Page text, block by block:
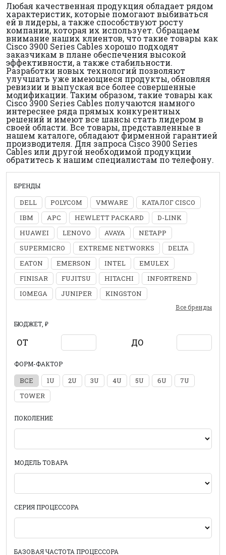
Любая качественная продукция обладает рядом
характеристик, которые помогают выбиваться
ей в лидеры, а также способствуют росту
компании, которая их использует. Обращаем
внимание наших клиентов, что такие товары как
Cisco 3900 Series Cables хорошо подходят
заказчикам в плане обеспечения высокой
эффективности, а также стабильности.
Разработки новых технологий позволяют
улучшать уже имеющиеся продукты, обновляя
ревизии и выпуская все более совершенные
модификации. Таким образом, такие товары как
Cisco 3900 Series Cables получаются намного
интереснее ряда прямых конкурентных
решений и имеют все шансы стать лидером в
своей области. Все товары, представленные в
нашем каталоге, обладают фирменной гарантией
производителя. Для запроса Cisco 3900 Series
Cables или другой необходимой продукции
обратитесь к нашим специалистам по телефону.
БРЕНДЫ
DELL POLYCOM VMWARE
КАТАЛОГ CISCO
IBM
APC HEWLETT PACKARD
D-LINK
HUAWEI
LENOVO AVAYA
NETAPP
SUPERMICRO
EXTREME NETWORKS
DELTA
EATON
EMERSON INTEL
EMULEX
FINISAR
FUJITSU HITACHI
INFORTREND
IOMEGA
JUNIPER KINGSTON
Все бренды
БЮДЖЕТ, ₽
ОТ ДО
ФОРМ-ФАКТОР
ВСЕ 1U 2U 3U 4U 5U 6U
7U
TOWER
ПОКОЛЕНИЕ
МОДЕЛЬ ТОВАРА
СЕРИЯ ПРОЦЕССОРА
БАЗОВАЯ ЧАСТОТА ПРОЦЕССОРА